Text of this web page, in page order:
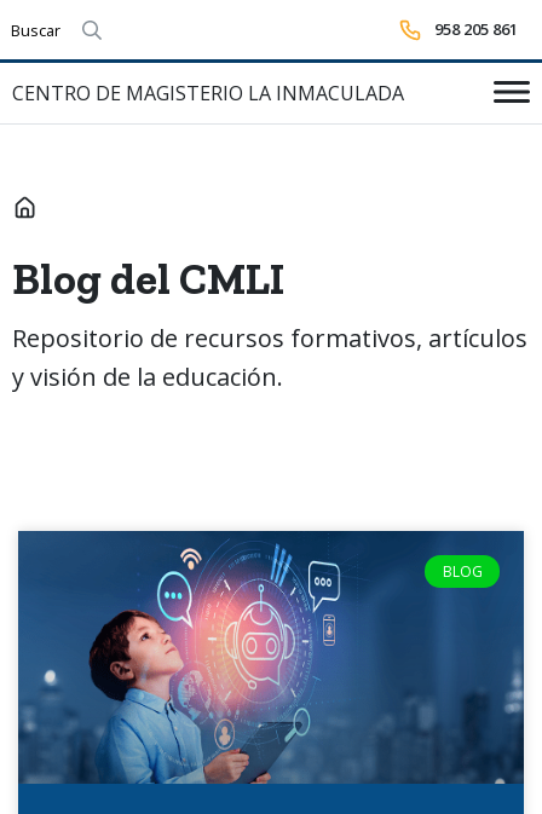
Realizar búsqueda 958 205 861
CENTRO DE MAGISTERIO LA INMACULADA
INICIO
Blog del CMLI
Repositorio de recursos formativos, artículos
y visión de la educación.
BLOG